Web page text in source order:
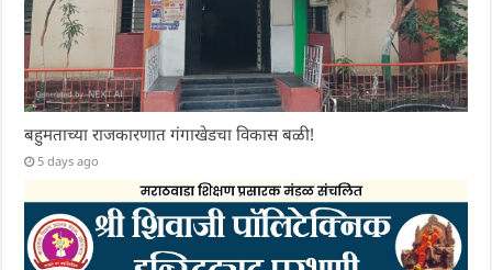
बहुमताच्या राजकारणात गंगाखेडचा विकास बळी!
5 days ago